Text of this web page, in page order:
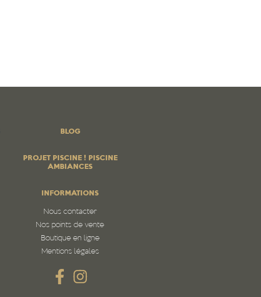
BLOG
PROJET PISCINE ! PISCINE
AMBIANCES
INFORMATIONS
Nous contacter
Nos points de vente
Boutique en ligne
Mentions légales